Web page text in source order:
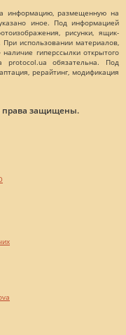
информацию, размещенную на
иное. Под информацией
рисунки, ящик-
использовании материалов,
гиперссылки открытого
protocol.ua обязательна. Под
рерайтинг, модификация
права защищены.